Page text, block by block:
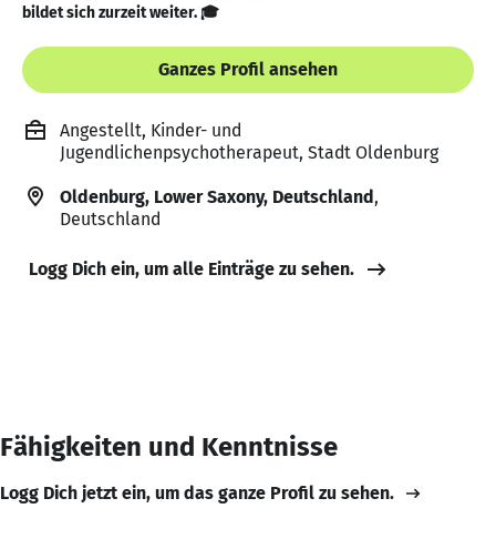
bildet sich zurzeit weiter. 🎓
Ganzes Profil ansehen
Angestellt, Kinder- und
Jugendlichenpsychotherapeut, Stadt Oldenburg
Oldenburg, Lower Saxony, Deutschland,
Deutschland
Logg Dich ein, um alle Einträge zu sehen.
Fähigkeiten und Kenntnisse
Logg Dich jetzt ein, um das ganze Profil zu sehen.